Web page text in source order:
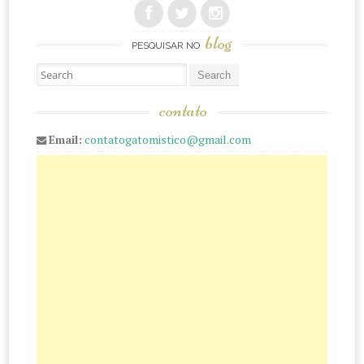
PESQUISAR NO blog
Pesquisar
contato
Email: contatogatomistico@gmail.com